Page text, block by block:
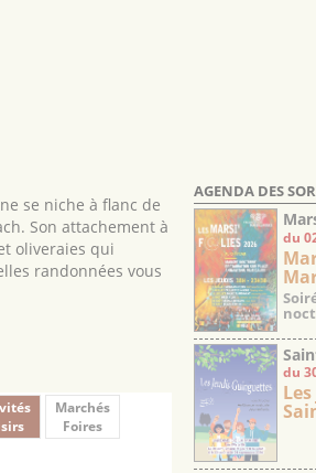
se niche à flanc de
Son attachement à
oliveraies qui
randonnées vous
Marchés
Foires
AGENDA DES
du
du